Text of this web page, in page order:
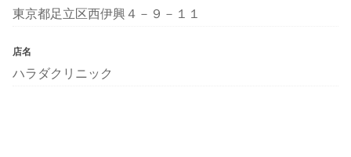
東京都足立区西伊興４－９－１１
店名
ハラダクリニック